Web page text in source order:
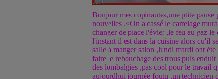
Bonjour mes copinautes,une ptite pause
nouvelles .<On a cassé le carrelage
changer de place l'évier ,le feu au gaz le
l'instant il est dans la cuisine alors qu'il
salle à manger salon ,lundi mardi ont
faire le rebouchage des trous puis
des lombalgies ,pas cool pour le travail
aujourdhui journée foutu ,un technicien